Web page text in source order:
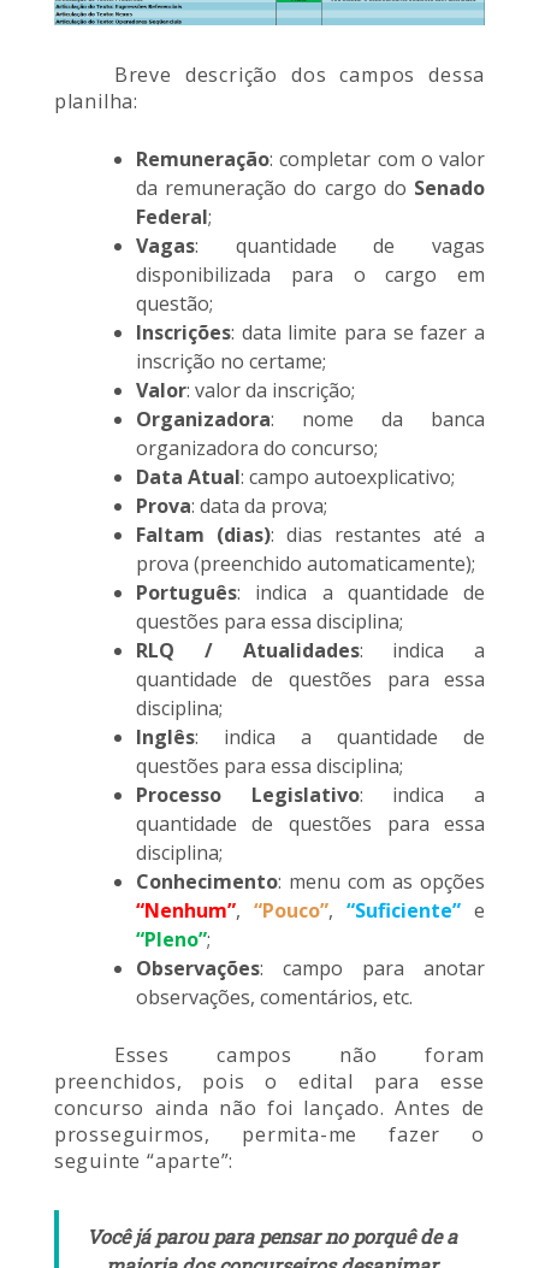
Breve descrição dos campos dessa
planilha:
Remuneração: completar com o valor
da remuneração do cargo do Senado
Federal;
Vagas: quantidade de vagas
disponibilizada para o cargo em
questão;
Inscrições: data limite para se fazer a
inscrição no certame;
Valor: valor da inscrição;
Organizadora: nome da banca
organizadora do concurso;
Data Atual: campo autoexplicativo;
Prova: data da prova;
Faltam (dias): dias restantes até a
prova (preenchido automaticamente);
Português: indica a quantidade de
questões para essa disciplina;
RLQ / Atualidades: indica a
quantidade de questões para essa
disciplina;
Inglês: indica a quantidade de
questões para essa disciplina;
Processo Legislativo: indica a
quantidade de questões para essa
disciplina;
Conhecimento: menu com as opções
“Nenhum”, “Pouco”,“Suficiente” e
“Pleno”;
Observações: campo para anotar
observações, comentários, etc.
Esses campos não foram
preenchidos, pois o edital para esse
concurso ainda não foi lançado. Antes de
prosseguirmos, permita-me fazer o
seguinte “aparte”:
Você já parou para pensar no porquê de a